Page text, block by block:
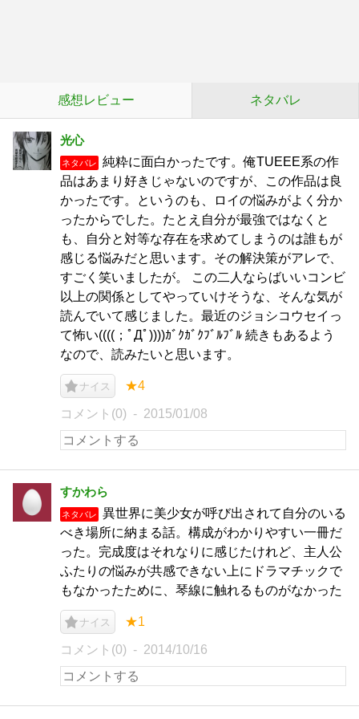
感想レビュー ネタバレ
光心
ネタバレ
純粋に面白かったです。俺TUEEE系の作
品はあまり好きじゃないのですが、この作品は良
かったです。というのも、ロイの悩みがよく分か
ったからでした。たとえ自分が最強ではなくと
も、自分と対等な存在を求めてしまうのは誰もが
感じる悩みだと思います。その解決策がアレで、
すごく笑いましたが。 この二人ならばいいコンビ
以上の関係としてやっていけそうな、そんな気が
読んでいて感じました。最近のジョシコウセイっ
て怖い((((；ﾟДﾟ))))ｶﾞｸｶﾞｸﾌﾞﾙﾌﾞﾙ 続きもあるよう
なので、読みたいと思います。
ナイス ★4
コメント(0) 2015/01/08
すかわら
ネタバレ
異世界に美少女が呼び出されて自分のいる
べき場所に納まる話。構成がわかりやすい一冊だ
った。完成度はそれなりに感じたけれど、主人公
ふたりの悩みが共感できない上にドラマチックで
もなかったために、琴線に触れるものがなかった
ナイス ★1
コメント(0) 2014/10/16